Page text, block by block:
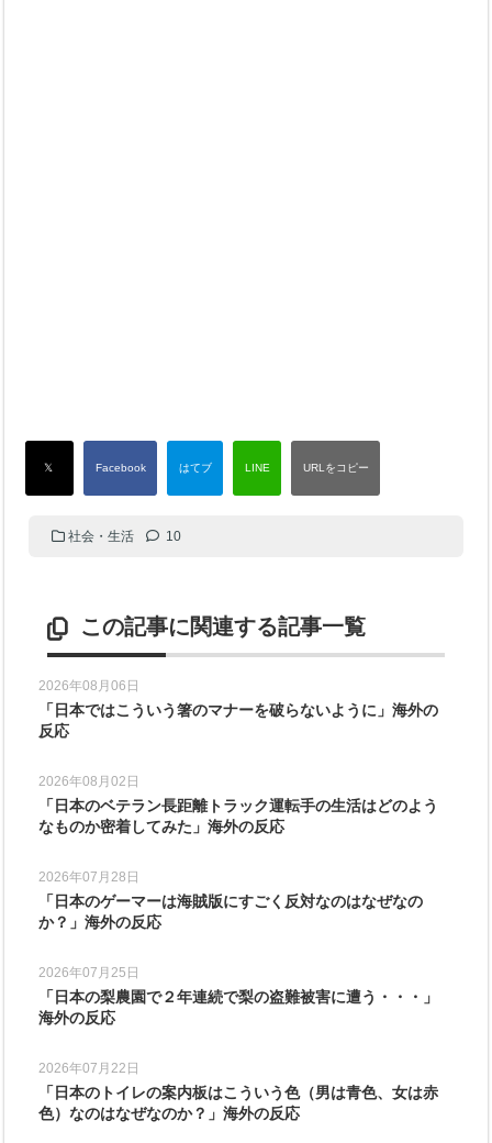
社会・生活 10
この記事に関連する記事一覧
2026年08月06日
「日本ではこういう箸のマナーを破らないように」海外の
反応
2026年08月02日
「日本のベテラン長距離トラック運転手の生活はどのよう
なものか密着してみた」海外の反応
2026年07月28日
「日本のゲーマーは海賊版にすごく反対なのはなぜなの
か？」海外の反応
2026年07月25日
「日本の梨農園で２年連続で梨の盗難被害に遭う・・・」
海外の反応
2026年07月22日
「日本のトイレの案内板はこういう色（男は青色、女は赤
色）なのはなぜなのか？」海外の反応